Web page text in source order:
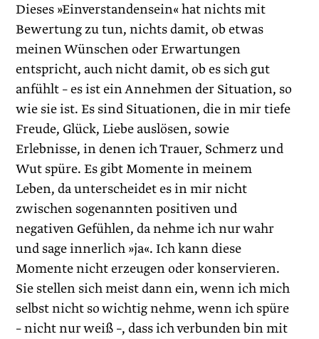
Dieses »Einverstandensein« hat nichts mit
Bewertung zu tun, nichts damit, ob etwas
meinen Wünschen oder Erwartungen
entspricht, auch nicht damit, ob es sich gut
anfühlt – es ist ein Annehmen der Situation, so
wie sie ist. Es sind Situationen, die in mir tiefe
Freude, Glück, Liebe auslösen, sowie
Erlebnisse, in denen ich Trauer, Schmerz und
Wut spüre. Es gibt Momente in meinem
Leben, da unterscheidet es in mir nicht
zwischen sogenannten positiven und
negativen Gefühlen, da nehme ich nur wahr
und sage innerlich »ja«. Ich kann diese
Momente nicht erzeugen oder konservieren.
Sie stellen sich meist dann ein, wenn ich mich
selbst nicht so wichtig nehme, wenn ich spüre
– nicht nur weiß –, dass ich verbunden bin mit